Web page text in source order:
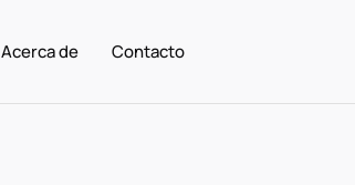
Acerca de Contacto